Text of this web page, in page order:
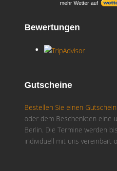
mehr Wetter auf
Bewertungen
Gutscheine
Bestellen Sie einen Gutschein
oder dem Beschenkten eine
Berlin. Die Termine werden
individuell mit uns vereinbart